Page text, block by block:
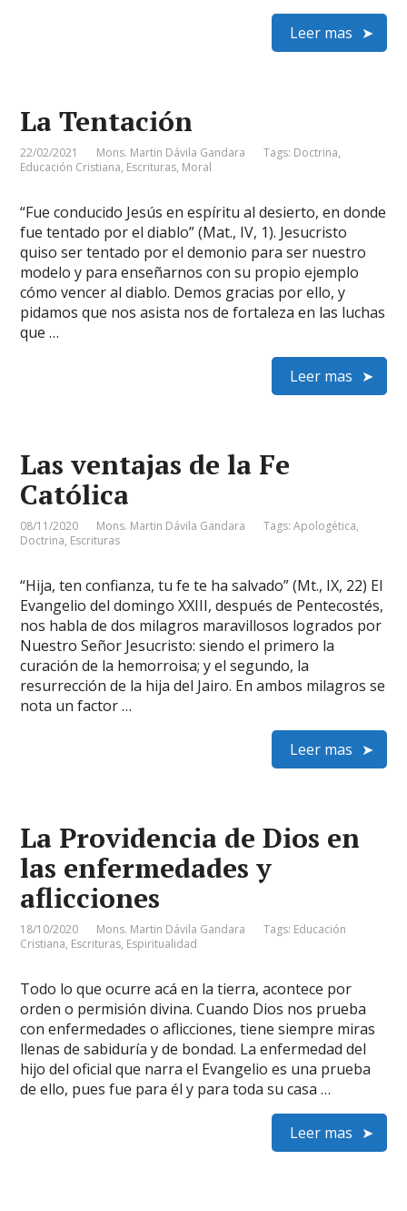
Leer mas
La Tentación
22/02/2021 Mons. Martin Dávila Gandara Tags: Doctrina,
Educación Cristiana, Escrituras, Moral
“Fue conducido Jesús en espíritu al desierto, en donde
fue tentado por el diablo” (Mat., IV, 1). Jesucristo
quiso ser tentado por el demonio para ser nuestro
modelo y para enseñarnos con su propio ejemplo
cómo vencer al diablo. Demos gracias por ello, y
pidamos que nos asista nos de fortaleza en las luchas
que …
Leer mas
Las ventajas de la Fe
Católica
08/11/2020 Mons. Martin Dávila Gandara Tags:Apologética,
Doctrina, Escrituras
“Hija, ten confianza, tu fe te ha salvado” (Mt., IX, 22) El
Evangelio del domingo XXIII, después de Pentecostés,
nos habla de dos milagros maravillosos logrados por
Nuestro Señor Jesucristo: siendo el primero la
curación de la hemorroisa; y el segundo, la
resurrección de la hija del Jairo. En ambos milagros se
nota un factor …
Leer mas
La Providencia de Dios en
las enfermedades y
aflicciones
18/10/2020 Mons. Martin Dávila Gandara Tags: Educación
Cristiana, Escrituras, Espiritualidad
Todo lo que ocurre acá en la tierra, acontece por
orden o permisión divina. Cuando Dios nos prueba
con enfermedades o aflicciones, tiene siempre miras
llenas de sabiduría y de bondad. La enfermedad del
hijo del oficial que narra el Evangelio es una prueba
de ello, pues fue para él y para toda su casa …
Leer mas